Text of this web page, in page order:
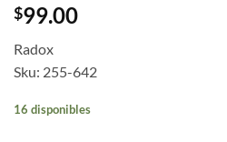
$99.00
Radox
Sku: 255-642
16 disponibles